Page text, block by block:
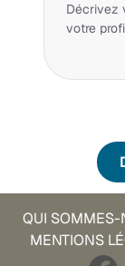
Décrivez
votre
QUI SOMMES-
MENTIONS